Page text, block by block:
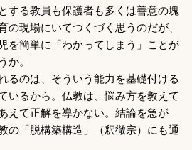
する教員も保護者も多くは善意の塊
の現場にいてつくづく思うのだが、
を簡単に「わかってしまう」ことが
か。
るのは、そういう能力を基礎付ける
いるから。仏教は、悩み方を教えて
えて正解を導かない。結論を急が
の「脱構築構造」（釈徹宗）にも通